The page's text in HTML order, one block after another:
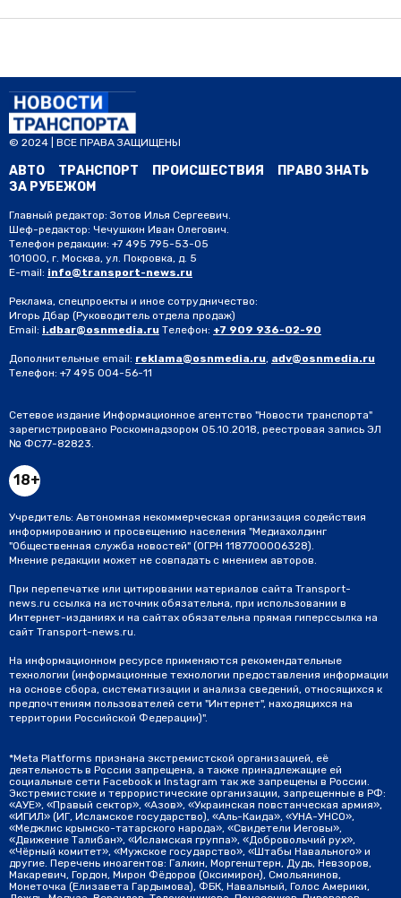
© 2024 | ВСЕ ПРАВА ЗАЩИЩЕНЫ
АВТО ТРАНСПОРТ ПРОИСШЕСТВИЯ
ПРАВО ЗНАТЬ
ЗА РУБЕЖОМ
Главный редактор: Зотов Илья Сергеевич.
Шеф-редактор: Чечушкин Иван Олегович.
Телефон редакции: +7 495 795-53-05
101000, г. Москва, ул. Покровка, д. 5
E-mail: info@transport-news.ru
Реклама, спецпроекты и иное сотрудничество:
Игорь Дбар (Руководитель отдела продаж)
Email: i.dbar@osnmedia.ru Телефон: +7 909 936-02-90
Дополнительные email: reklama@osnmedia.ru, adv@osnmedia.ru
Телефон: +7 495 004-56-11
Сетевое издание Информационное агентство "Новости транспорта"
зарегистрировано Роскомнадзором 05.10.2018, реестровая запись ЭЛ
№ ФС77-82823.
18+
Учредитель: Автономная некоммерческая организация содействия
информированию и просвещению населения "Медиахолдинг
"Общественная служба новостей" (ОГРН 1187700006328).
Мнение редакции может не совпадать с мнением авторов.
При перепечатке или цитировании материалов сайта Transport-
news.ru ссылка на источник обязательна, при использовании в
Интернет-изданиях и на сайтах обязательна прямая гиперссылка на
сайт Transport-news.ru.
На информационном ресурсе применяются рекомендательные
технологии (информационные технологии предоставления информации
на основе сбора, систематизации и анализа сведений, относящихся к
предпочтениям пользователей сети "Интернет", находящихся на
территории Российской Федерации)".
*Meta Platforms признана экстремистской организацией, её
деятельность в России запрещена, а также принадлежащие ей
социальные сети Facebook и Instagram так же запрещены в России.
Экстремистские и террористические организации, запрещенные в РФ:
«АУЕ», «Правый сектор», «Азов», «Украинская повстанческая армия»,
«ИГИЛ» (ИГ, Исламское государство), «Аль-Каида», «УНА-УНСО»,
«Меджлис крымско-татарского народа», «Свидетели Иеговы»,
«Движение Талибан», «Исламская группа», «Добровольчий рух»,
«Чёрный комитет», «Мужское государство», «Штабы Навального» и
другие. Перечень иноагентов: Галкин, Моргенштерн, Дудь, Невзоров,
Макаревич, Гордон, Мирон Фёдоров (Оксимирон), Смольянинов,
Монеточка (Елизавета Гардымова), ФБК, Навальный, Голос Америки,